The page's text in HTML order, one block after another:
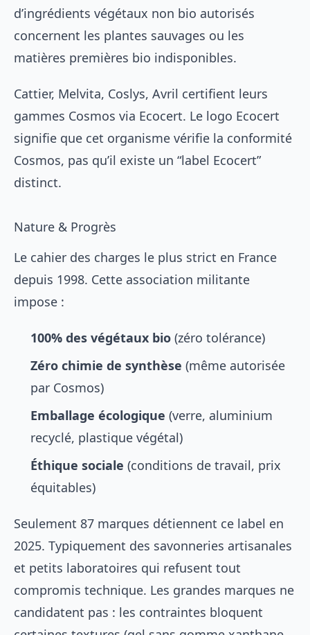
d’ingrédients végétaux non bio autorisés
concernent les plantes sauvages ou les
matières premières bio indisponibles.
Cattier, Melvita, Coslys, Avril certifient leurs
gammes Cosmos via Ecocert. Le logo Ecocert
signifie que cet organisme vérifie la conformité
Cosmos, pas qu’il existe un “label Ecocert”
distinct.
Nature & Progrès
Le cahier des charges le plus strict en France
depuis 1998. Cette association militante
impose :
100% des végétaux bio (zéro tolérance)
Zéro chimie de synthèse (même autorisée
par Cosmos)
Emballage écologique (verre, aluminium
recyclé, plastique végétal)
Éthique sociale (conditions de travail, prix
équitables)
Seulement 87 marques détiennent ce label en
2025. Typiquement des savonneries artisanales
et petits laboratoires qui refusent tout
compromis technique. Les grandes marques ne
candidatent pas : les contraintes bloquent